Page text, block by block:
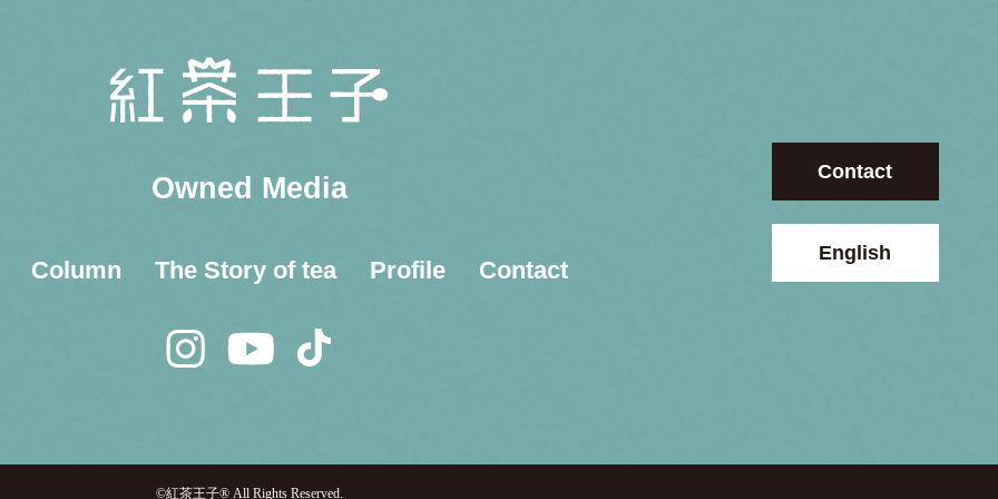
Owned Media
Column The Story of tea Profile Contact
Contact
English
©紅茶王子® All Rights Reserved.